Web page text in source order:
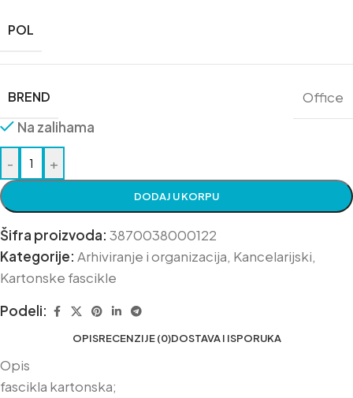
POL
BREND
Office
Na zalihama
- +
DODAJ U KORPU
Šifra proizvoda: 3870038000122
Kategorije: Arhiviranje i organizacija, Kancelarijski,
Kartonske fascikle
Podeli:
OPISRECENZIJE (0)DOSTAVA I ISPORUKA
Opis
fascikla kartonska;